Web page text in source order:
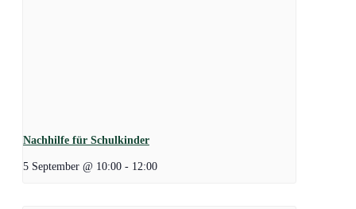
Nachhilfe für Schulkinder
5 September @ 10:00 - 12:00